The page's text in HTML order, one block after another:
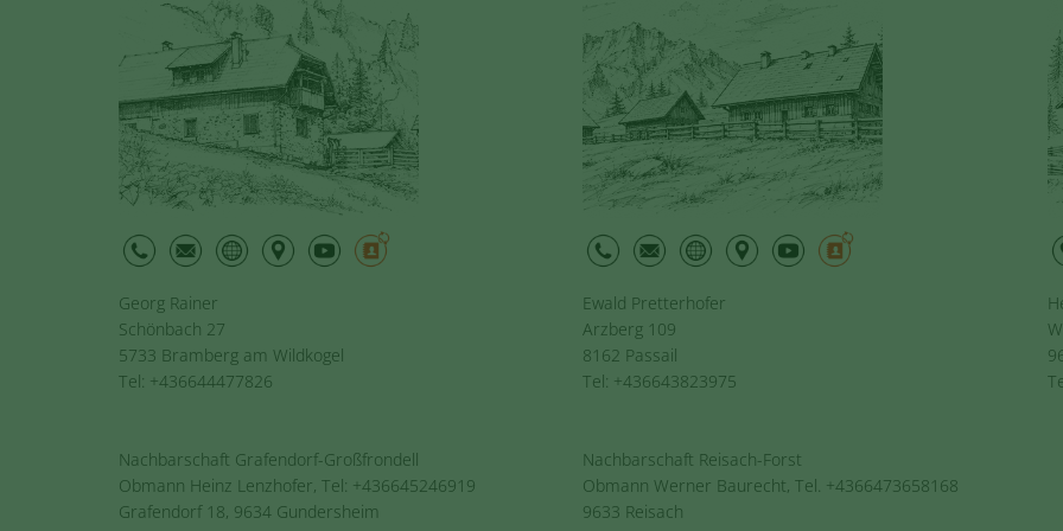
Georg Rainer
Schönbach 27
5733 Bramberg am Wildkogel
Tel: +436644477826
Nachbarschaft Grafendorf-Großfrondell
Obmann Heinz Lenzhofer, Tel: +436645246919
Grafendorf 18, 9634 Gundersheim
Ewald Pretterhofer
Arzberg 109
8162 Passail
Tel: +436643823975
Nachbarschaft Reisach-Forst
Obmann Werner Baurecht, Tel. +4366473658168
9633 Reisach